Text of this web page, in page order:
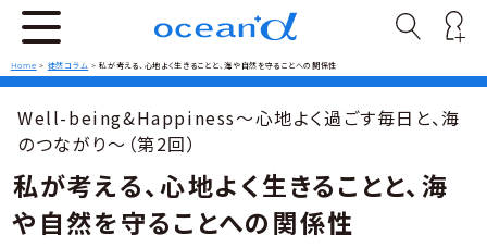
Home > 徒然コラム >私が考える、心地よく生きることと、海や自然を守ることへの関係性
Well-being&Happiness〜心地よく過ごす毎日と、海
のつながり〜（第2回）
私が考える、心地よく生きることと、海
や自然を守ることへの関係性